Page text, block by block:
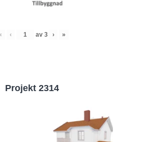
‹ av 3 › »
Projekt 2314